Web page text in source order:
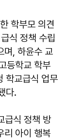
학부모 의견
식 정책 수립
며, 하윤수 교
등학교 학부
학교급식 업무
다.
급식 정책 방
리 아이 행복